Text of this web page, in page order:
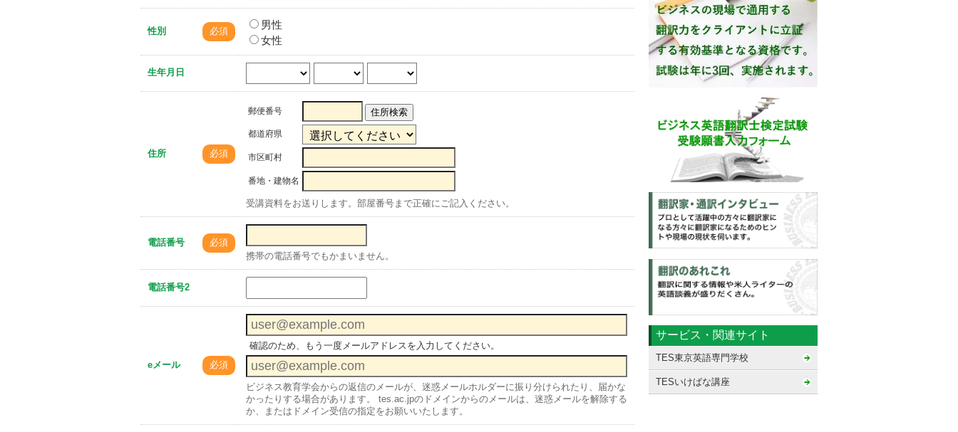
性別 必須
男性
女性
生年月日
住所 必須
郵便番号 住所検索
都道府県
市区町村
番地・建物名
受講資料をお送りします。部屋番号まで正確にご記入ください。
電話番号
必須
携帯の電話番号でもかまいません。
電話番号2
eメール 必須
確認のため、もう一度メールアドレスを入力してください。
ビジネス教育学会からの返信のメールが、迷惑メールホルダーに振り分けられたり、届かな
かったりする場合があります。 tes.ac.jpのドメインからのメールは、迷惑メールを解除する
か、またはドメイン受信の指定をお願いいたします。
サービス・関連サイト
TES東京英語専門学校
TESいけばな講座